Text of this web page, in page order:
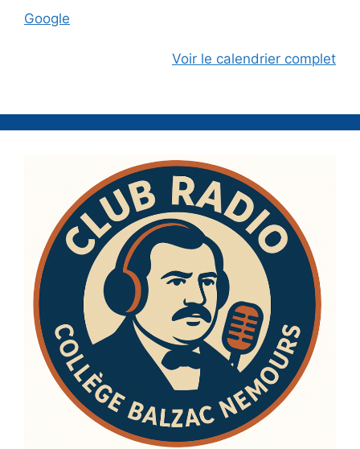
Google
Voir le calendrier complet